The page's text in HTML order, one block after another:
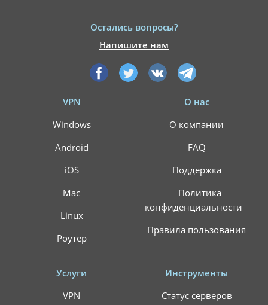
Остались вопросы?
Напишите нам
VPN
Windows
Android
iOS
Mac
Linux
Роутер
О нас
О компании
FAQ
Поддержка
Политика
конфиденциальности
Правила пользования
Услуги
VPN
Инструменты
Статус серверов